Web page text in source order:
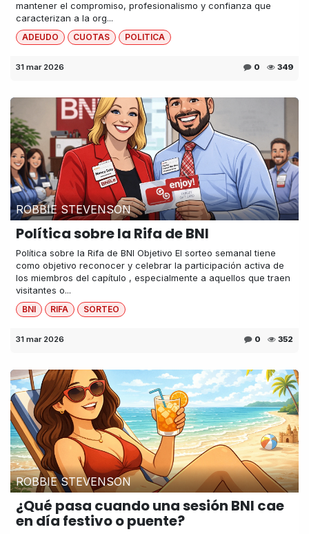
mantener el compromiso, profesionalismo y confianza que
caracterizan a la org...
ADEUDO CUOTAS POLITICA
31 mar 2026 0 349
ROBBIE STEVENSON
Política sobre la Rifa de BNI
Política sobre la Rifa de BNI Objetivo El sorteo semanal tiene
como objetivo reconocer y celebrar la participación activa de
los miembros del capítulo , especialmente a aquellos que traen
visitantes o...
BNI RIFA SORTEO
31 mar 2026 0 352
ROBBIE STEVENSON
¿Qué pasa cuando una sesión BNI cae
en día festivo o puente?